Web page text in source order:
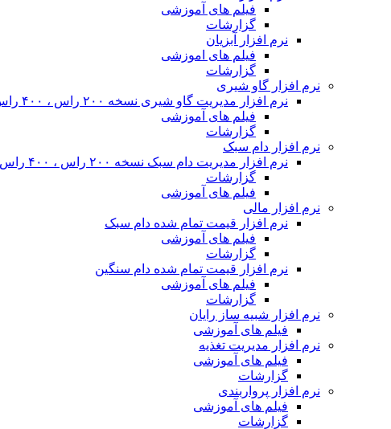
فیلم های آموزشی
گزارشات
نرم افزار آبزیان
فیلم های اموزشی
گزارشات
نرم افزار گاو شیری
نرم افزار مدیریت گاو شیری نسخه ۲۰۰ راس ، ۴۰۰ راس و نامحدود
فیلم های آموزشی
گزارشات
نرم افزار دام سبک
نرم افزار مدیریت دام سبک نسخه ۲۰۰ راس ، ۴۰۰ راس و نا محدود
گزارشات
فیلم های آموزشی
نرم افزار مالی
نرم افزار قیمت تمام شده دام سبک
فیلم های آموزشی
گزارشات
نرم افزار قیمت تمام شده دام سنگین
فیلم های آموزشی
گزارشات
نرم افزار شبیه ساز رایان
فیلم های آموزشی
نرم افزار مدیریت تغذیه
فیلم های آموزشی
گزارشات
نرم افزار پرواربندی
فیلم های آموزشی
گزارشات